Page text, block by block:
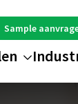
Sample